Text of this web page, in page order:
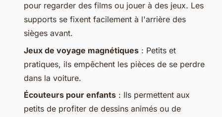
pour regarder des films ou jouer à des jeux. Les
supports se fixent facilement à l'arrière des
sièges avant.
Jeux de voyage magnétiques : Petits et
pratiques, ils empêchent les pièces de se perdre
dans la voiture.
Écouteurs pour enfants : Ils permettent aux
petits de profiter de dessins animés ou de